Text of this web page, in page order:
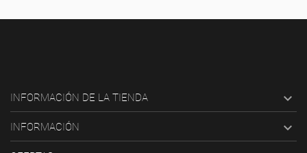
INFORMACIÓN DE LA TIENDA 
INFORMACIÓN 